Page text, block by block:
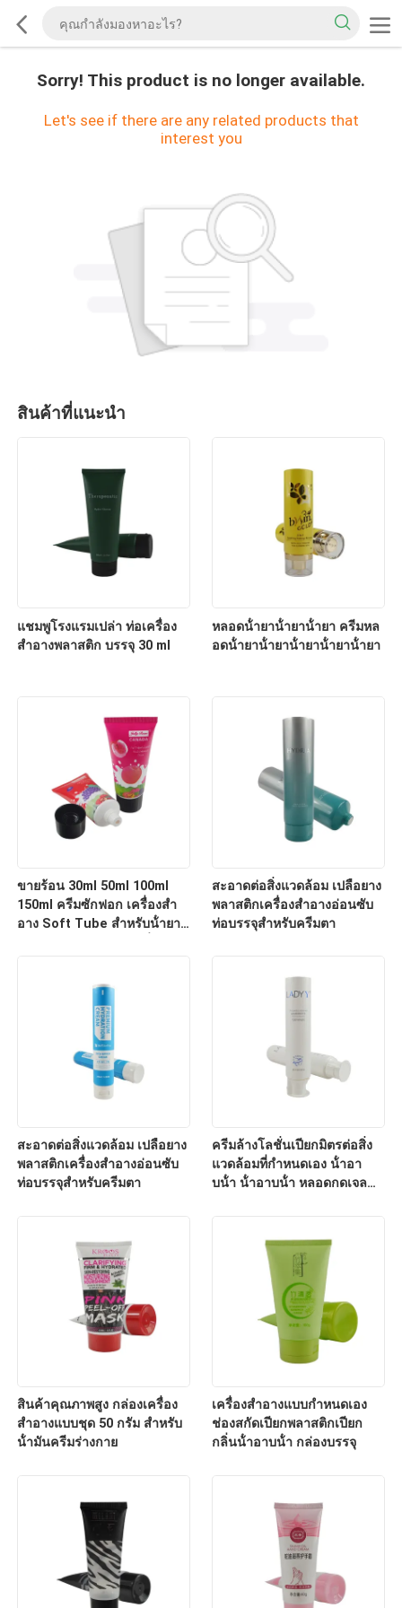
Sorry! This product is no longer available.
Let's see if there are any related products that
interest you
สินค้าที่แนะนํา
แชมพูโรงแรมเปล่า ท่อเครื่อง
สําอางพลาสติก บรรจุ 30 ml
หลอดน้ํายาน้ํายาน้ํายา ครีมหล
อดน้ํายาน้ํายาน้ํายาน้ํายาน้ํายา
ขายร้อน 30ml 50ml 100ml
150ml ครีมซักฟอก เครื่องสํา
อาง Soft Tube สําหรับน้ํายา
สะอาดต่อสิ่งแวดล้อม เปลือยาง
พลาสติกเครื่องสําอางอ่อนซับ
ท่อบรรจุสําหรับครีมตา
สะอาดต่อสิ่งแวดล้อม เปลือยาง
พลาสติกเครื่องสําอางอ่อนซับ
ท่อบรรจุสําหรับครีมตา
ครีมล้างโลชั่นเปียกมิตรต่อสิ่ง
แวดล้อมที่กําหนดเอง น้ําอา
บน้ํา น้ําอาบน้ํา หลอดกดเจล
สินค้าคุณภาพสูง กล่องเครื่อง
สําอางแบบชุด 50 กรัม สําหรับ
น้ํามันครีมร่างกาย
เครื่องสําอางแบบกําหนดเอง
ช่องสกัดเปียกพลาสติกเปียก
กลิ่นน้ําอาบน้ํา กล่องบรรจุ